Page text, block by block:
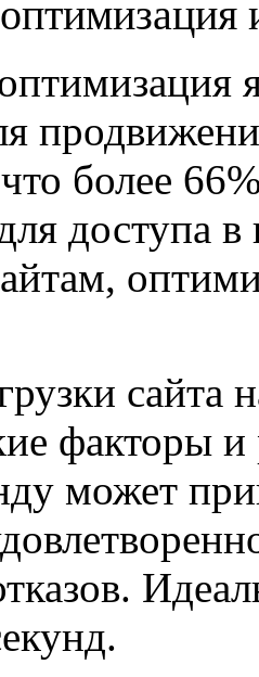
более
доступа в
сайта
факторы
может